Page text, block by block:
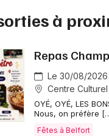
à
Repas
Le 30/08/2026
Centre
OYÉ, OYÉ, LES
Nous, on préfère
Fêtes à Belfort